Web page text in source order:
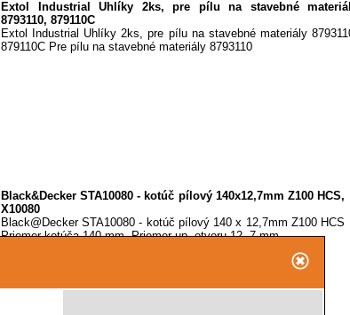
Extol Industrial Uhlíky 2ks, pre pílu na stavebné
8793110, 879110C
Extol Industrial Uhlíky 2ks, pre pílu na stavebné materiály
879110C Pre pílu na stavebné materiály 8793110
Black&Decker STA10080 - kotúč pílový 140x12,7mm Z100 HCS,
X10080
Black@Decker STA10080 - kotúč pílový 140 x 12,7mm Z100 HCS
Priemer kotúča 140 mm. Priemer up. otvoru 12, 7 mm....